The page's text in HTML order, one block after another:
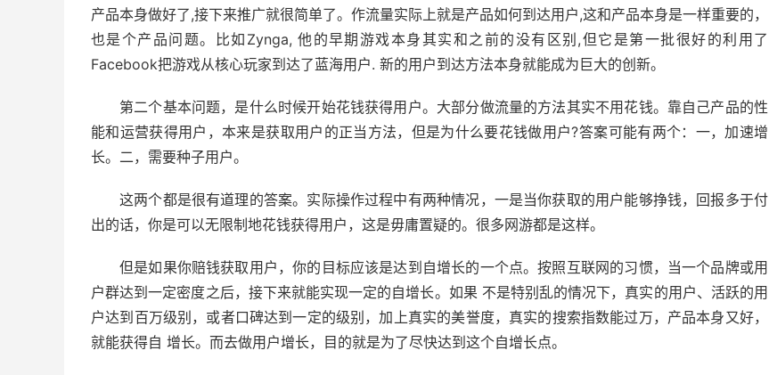
产品本身做好了,接下来推广就很简单了。作流量实际上就是产品如何到达用户,这和产品本身是一样重要的，
也是个产品问题。比如Zynga, 他的早期游戏本身其实和之前的没有区别,但它是第一批很好的利用了
Facebook把游戏从核心玩家到达了蓝海用户. 新的用户到达方法本身就能成为巨大的创新。
第二个基本问题，是什么时候开始花钱获得用户。大部分做流量的方法其实不用花钱。靠自己产品的性
能和运营获得用户，本来是获取用户的正当方法，但是为什么要花钱做用户?答案可能有两个：一，加速增
长。二，需要种子用户。
这两个都是很有道理的答案。实际操作过程中有两种情况，一是当你获取的用户能够挣钱，回报多于付
出的话，你是可以无限制地花钱获得用户，这是毋庸置疑的。很多网游都是这样。
但是如果你赔钱获取用户，你的目标应该是达到自增长的一个点。按照互联网的习惯，当一个品牌或用
户群达到一定密度之后，接下来就能实现一定的自增长。如果 不是特别乱的情况下，真实的用户、活跃的用
户达到百万级别，或者口碑达到一定的级别，加上真实的美誉度，真实的搜索指数能过万，产品本身又好，
就能获得自 增长。而去做用户增长，目的就是为了尽快达到这个自增长点。